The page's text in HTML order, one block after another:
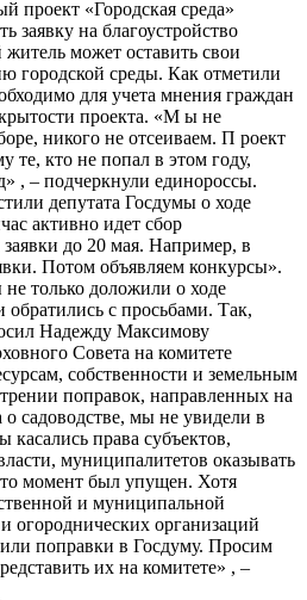
проект «Городская среда»
заявку на благоустройство
может оставить свои
городской среды. Как отметили
для учета мнения граждан
проекта. «М ы не
никого не отсеиваем. П роект
те, кто не попал в этом году,
, – подчеркнули единороссы.
депутата Госдумы о ходе
активно идет сбор
до 20 мая. Например, в
Потом объявляем конкурсы».
не только доложили о ходе
с просьбами. Так,
Надежду Максимову
Совета на комитете
собственности и земельным
поправок, направленных на
о садоводстве, мы не увидели в
права субъектов,
муниципалитетов оказывать
момент был упущен. Хотя
и муниципальной
огороднических организаций
поправки в Госдуму. Просим
их на комитете» , –